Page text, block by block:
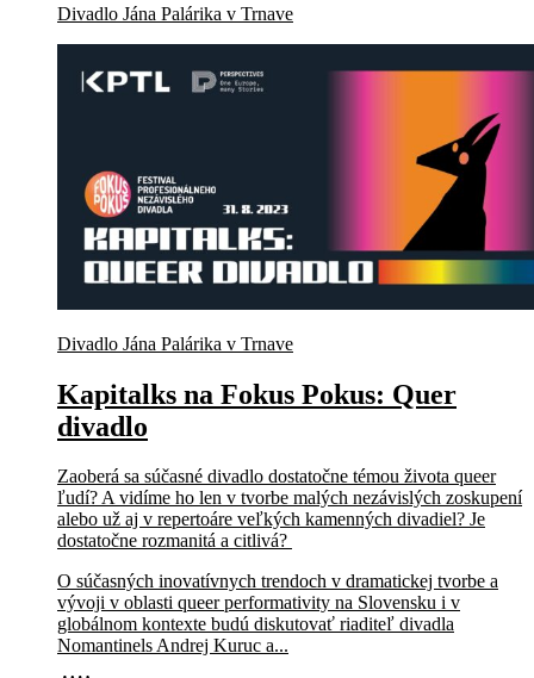
Divadlo Jána Palárika v Trnave
Divadlo Jána Palárika v Trnave
Kapitalks na Fokus Pokus: Quer
divadlo
Zaoberá sa súčasné divadlo dostatočne témou života queer
ľudí? A vidíme ho len v tvorbe malých nezávislých zoskupení
alebo už aj v repertoáre veľkých kamenných divadiel? Je
dostatočne rozmanitá a citlivá?
O súčasných inovatívnych trendoch v dramatickej tvorbe a
vývoji v oblasti queer performativity na Slovensku i v
globálnom kontexte budú diskutovať riaditeľ divadla
Nomantinels Andrej Kuruc a...